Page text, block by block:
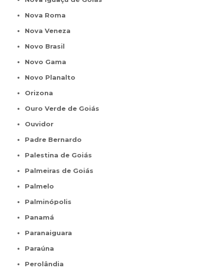
Nova Roma
Nova Veneza
Novo Brasil
Novo Gama
Novo Planalto
Orizona
Ouro Verde de Goiás
Ouvidor
Padre Bernardo
Palestina de Goiás
Palmeiras de Goiás
Palmelo
Palminópolis
Panamá
Paranaiguara
Paraúna
Perolândia